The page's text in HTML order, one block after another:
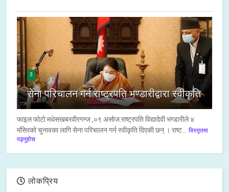
3
सेना परिचालन गर्न राष्ट्रपति भण्डारीद्वारा स्वीकृति
फाइल फाेटाे मधेसखबरवीरगन्ज ,०९ असाेज:राष्ट्रपति विद्यादेवी भण्डारीले ४
मंसिरको चुनावका लागि सेना परिचालन गर्न स्वीकृति दिएकी छन् । राष्ट...
विस्तृतमा
पढ्नुहोस
लोकप्रिय